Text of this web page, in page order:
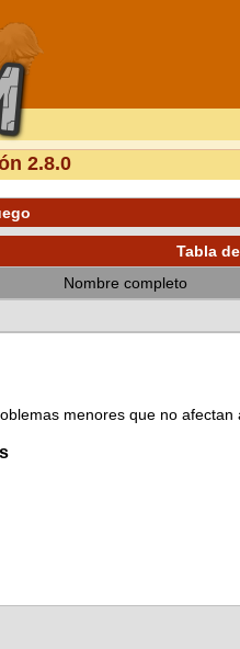
2.8.0
Tabla
Nombre completo
menores que no